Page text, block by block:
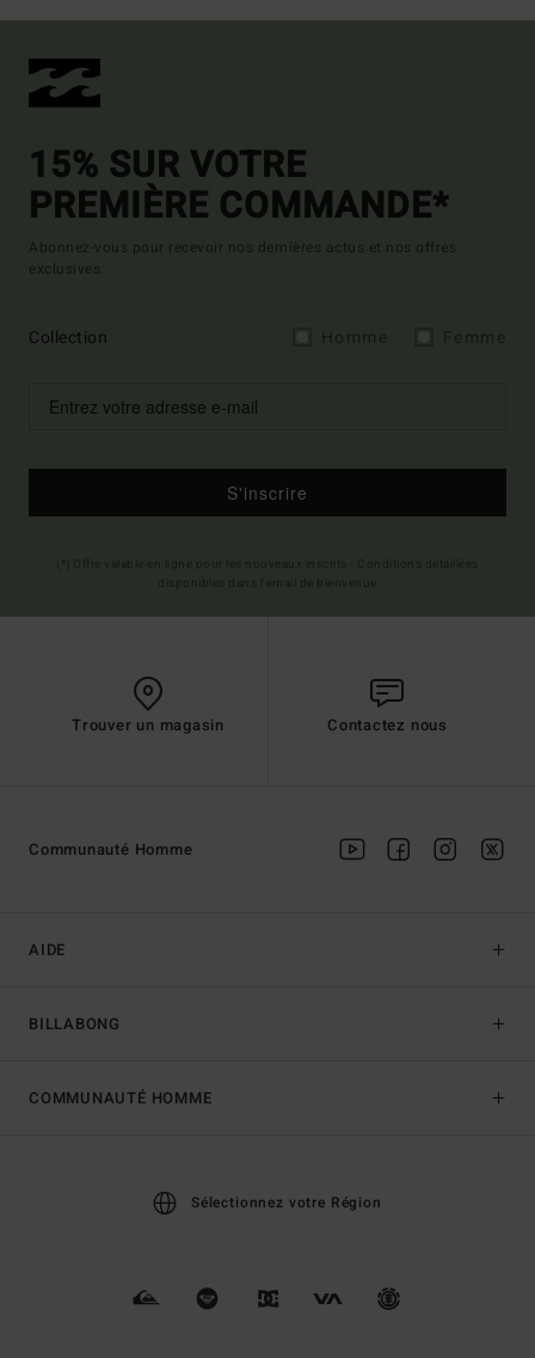
15% SUR VOTRE
PREMIÈRE COMMANDE*
Abonnez-vous pour recevoir nos dernières actus et nos offres
exclusives.
Collection
S'inscrire
Trouver un magasin Contactez nous
AIDE
BILLABONG
Communauté Homme
COMMUNAUTÉ HOMME
Sélectionnez votre Région